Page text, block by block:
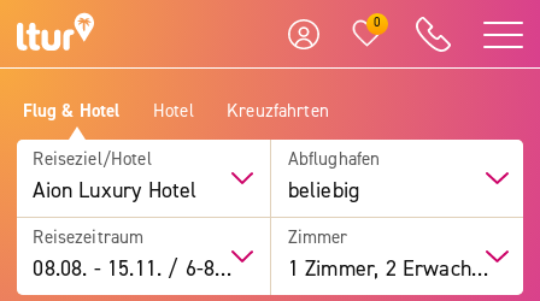
0
Flug & Hotel Hotel Kreuzfahrten
Reiseziel/Hotel
Aion Luxury Hotel
Abflughafen
beliebig
Reisezeitraum
08.08. -15.11. / 6-8 Tage
Zimmer
1 Zimmer, 2 Erwachsene